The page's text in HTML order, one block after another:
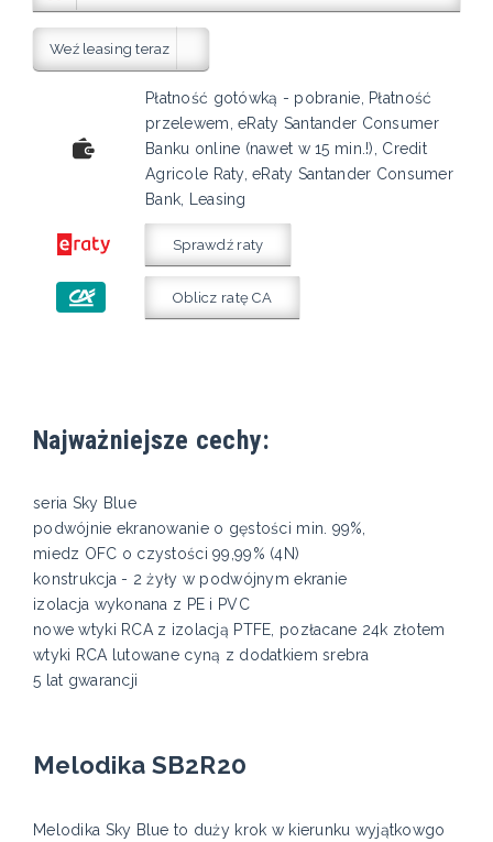
Weź leasing teraz
Płatność gotówką - pobranie, Płatność
przelewem, eRaty Santander Consumer
Banku online (nawet w 15 min.!), Credit
Agricole Raty, eRaty Santander Consumer
Bank, Leasing
Sprawdź raty
Oblicz ratę CA
Najważniejsze cechy:
seria Sky Blue
podwójnie ekranowanie o gęstości min. 99%,
miedz OFC o czystości 99,99% (4N)
konstrukcja - 2 żyły w podwójnym ekranie
izolacja wykonana z PE i PVC
nowe wtyki RCA z izolacją PTFE, pozłacane 24k złotem
wtyki RCA lutowane cyną z dodatkiem srebra
5 lat gwarancji
Melodika SB2R20
Melodika Sky Blue to duży krok w kierunku wyjątkowgo